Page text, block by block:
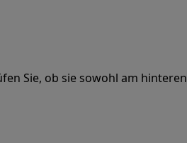
Sie, ob sie sowohl am hinteren